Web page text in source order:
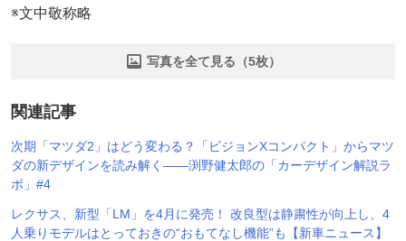
※文中敬称略
写真を全て見る（5枚）
関連記事
次期「マツダ2」はどう変わる？「ビジョンXコンパクト」からマツ
ダの新デザインを読み解く——渕野健太郎の「カーデザイン解説ラ
ボ」#4
レクサス、新型「LM」を4月に発売！ 改良型は静粛性が向上し、4
人乗りモデルはとっておきの“おもてなし機能”も【新車ニュース】